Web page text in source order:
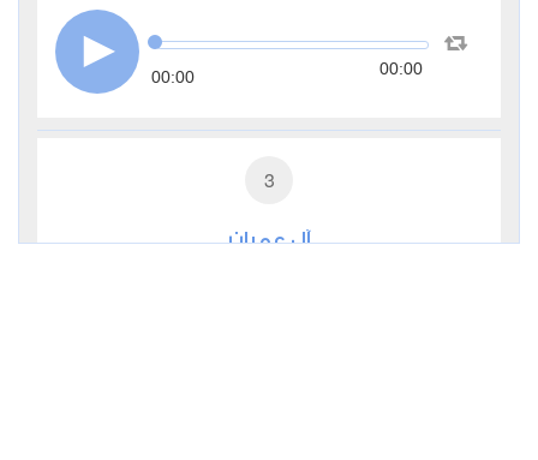
00:00 00:00
3
آل عمران